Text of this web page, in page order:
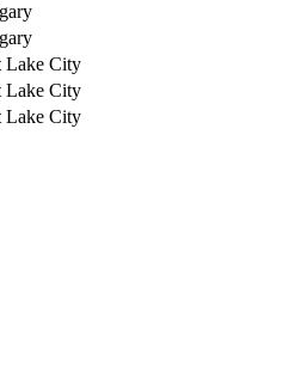
Lake City
Lake City
Lake City